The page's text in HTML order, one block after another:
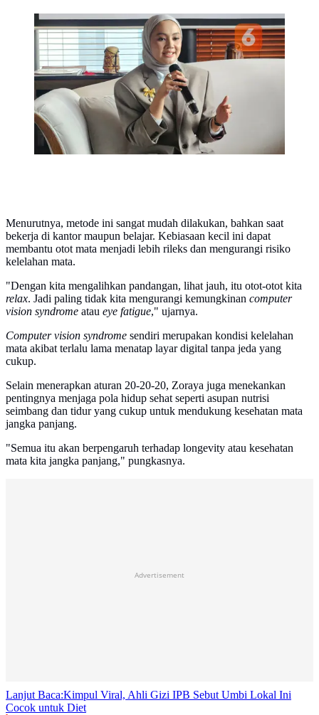
Dokter Spesialis Mata Mayapada Eye Centre, dr.
Zoraya Ariefia Feranthy, Sp.M ungkap kebiasaan 20
detik bantu jaga penglihatan dan cegah mata lelah
digital (Foto: Aditya Eka Prawira/Liputan6.com)
Menurutnya, metode ini sangat mudah dilakukan, bahkan saat
bekerja di kantor maupun belajar. Kebiasaan kecil ini dapat
membantu otot mata menjadi lebih rileks dan mengurangi risiko
kelelahan mata.
"Dengan kita mengalihkan pandangan, lihat jauh, itu otot-otot kita
relax. Jadi paling tidak kita mengurangi kemungkinan computer
vision syndrome atau eye fatigue," ujarnya.
Computer vision syndrome sendiri merupakan kondisi kelelahan
mata akibat terlalu lama menatap layar digital tanpa jeda yang
cukup.
Selain menerapkan aturan 20-20-20, Zoraya juga menekankan
pentingnya menjaga pola hidup sehat seperti asupan nutrisi
seimbang dan tidur yang cukup untuk mendukung kesehatan mata
jangka panjang.
"Semua itu akan berpengaruh terhadap longevity atau kesehatan
mata kita jangka panjang," pungkasnya.
Advertisement
Lanjut Baca:Kimpul Viral, Ahli Gizi IPB Sebut Umbi Lokal Ini
Cocok untuk Diet